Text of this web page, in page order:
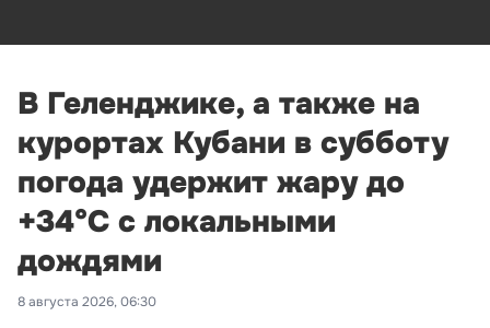
В Геленджике, а также на
курортах Кубани в субботу
погода удержит жару до
+34°С с локальными
дождями
8 августа 2026, 06:30